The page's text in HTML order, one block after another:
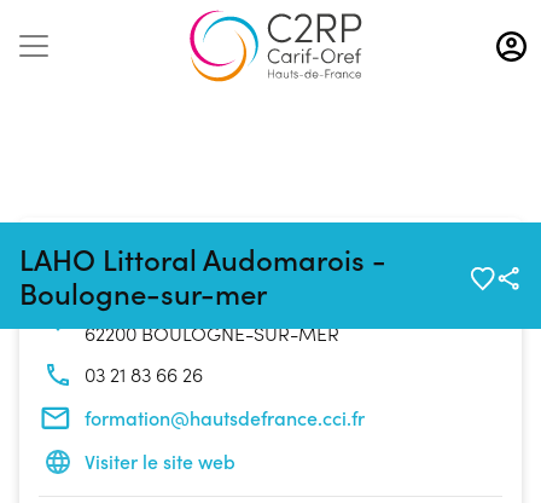
Aller
au
contenu
LAHO Littoral Audomarois -
Boulogne-sur-mer
Coordonnées de l'organisme
6 Boulevard Beaucerf
62200 BOULOGNE-SUR-MER
03 21 83 66 26
formation@hautsdefrance.cci.fr
Visiter le site web